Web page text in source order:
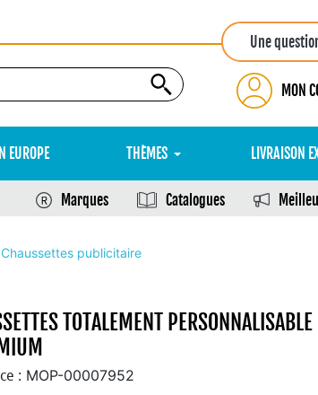
Une
MON
EUROPE THÈMES LIVRAISON
Marques Catalogues
Chaussettes publicitaire
TOTALEMENT
: MOP-00007952